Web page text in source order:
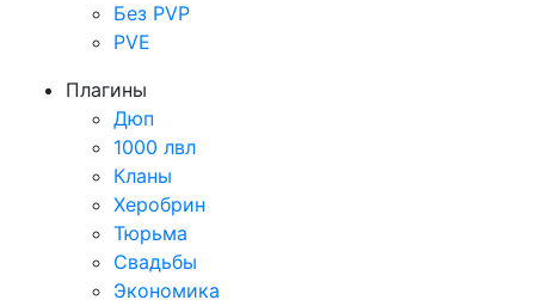
Без PVP
PVE
Плагины
Дюп
1000 лвл
Кланы
Херобрин
Тюрьма
Свадьбы
Экономика